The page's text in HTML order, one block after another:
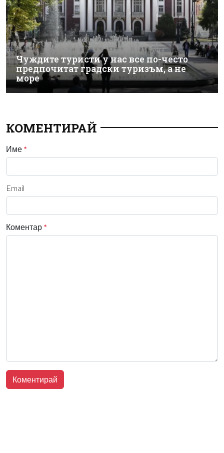
Чуждите туристи у нас все по-често
предпочитат градски туризъм, а не
море
КОМЕНТИРАЙ
Име *
Email
Коментар *